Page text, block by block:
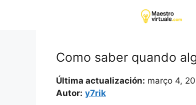
Como saber quando
Última actualización: março 4,
Autor: y7rik